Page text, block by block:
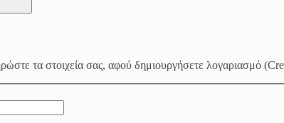
τα στοιχεία σας, αφού δημιουργήσετε λογαριασμό